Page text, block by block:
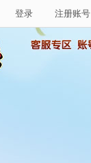
登录 注册账号